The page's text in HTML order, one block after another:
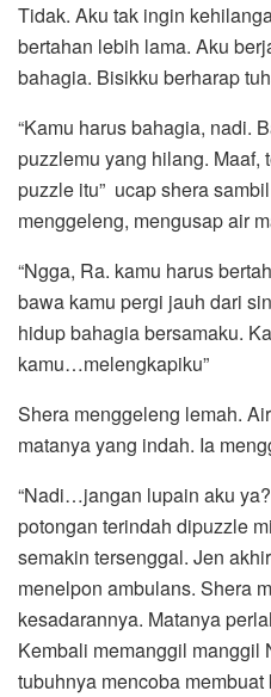
Tidak. Aku tak ingin
bertahan lebih lama. Aku
bahagia. Bisikku berharap
“Kamu harus bahagia, nadi.
puzzlemu yang hilang. Maaf,
puzzle itu” ucap shera
menggeleng, mengusap air
“Ngga, Ra. kamu harus
bawa kamu pergi jauh dari
hidup bahagia bersamaku.
kamu…melengkapiku”
Shera menggeleng lemah.
matanya yang indah. Ia
“Nadi…jangan lupain aku
potongan terindah dipuzzle
semakin tersenggal. Jen
menelpon ambulans. Shera
kesadarannya. Matanya
Kembali memanggil manggil
tubuhnya mencoba